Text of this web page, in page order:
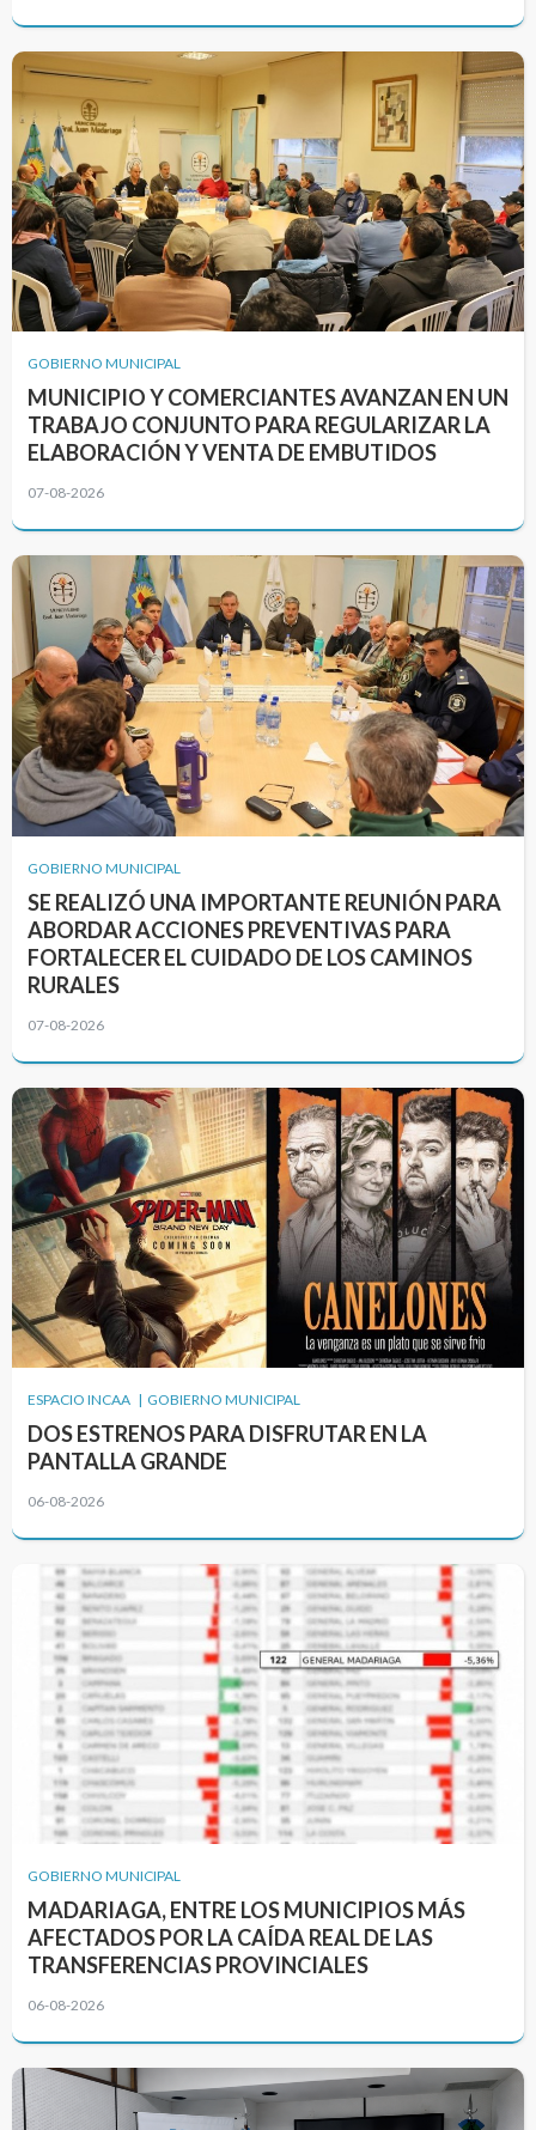
GOBIERNO MUNICIPAL
MUNICIPIO Y COMERCIANTES AVANZAN EN UN
TRABAJO CONJUNTO PARA REGULARIZAR LA
ELABORACIÓN Y VENTA DE EMBUTIDOS
07-08-2026
GOBIERNO MUNICIPAL
SE REALIZÓ UNA IMPORTANTE REUNIÓN PARA
ABORDAR ACCIONES PREVENTIVAS PARA
FORTALECER EL CUIDADO DE LOS CAMINOS
RURALES
07-08-2026
ESPACIO INCAA | GOBIERNO MUNICIPAL
DOS ESTRENOS PARA DISFRUTAR EN LA
PANTALLA GRANDE
06-08-2026
GOBIERNO MUNICIPAL
MADARIAGA, ENTRE LOS MUNICIPIOS MÁS
AFECTADOS POR LA CAÍDA REAL DE LAS
TRANSFERENCIAS PROVINCIALES
06-08-2026